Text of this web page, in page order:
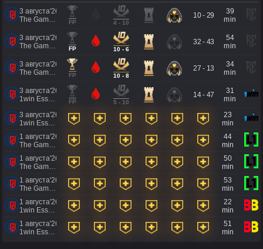
3 августа'26
FP 4 - 10
10 - 29
39
min
3 августа'26
FP 10 - 6
32 - 43
54
min
3 августа'26
FP 10 - 8
27 - 13
34
min
3 августа'26
FP 5 - 10
14 - 47
31
min
3 августа'26
23
min
1 августа'26
44
min
1 августа'26
50
min
1 августа'26
53
min
1 августа'26
22
min
1 августа'26
51
min